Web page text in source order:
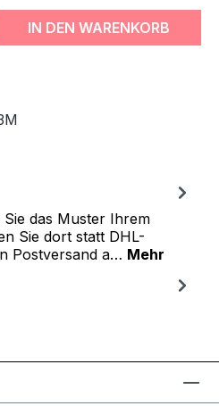
Gib den
IN DEN WARENKORB
das Muster Ihrem
Sie dort statt DHL-
Postversand a… Mehr